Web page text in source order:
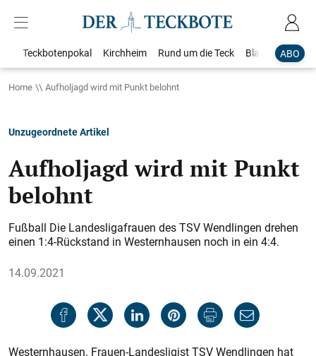
ABO
Teckbotenpokal Kirchheim Rund um die Teck Blaulicht
Home Aufholjagd wird mit Punkt belohnt
Unzugeordnete Artikel
Aufholjagd wird mit Punkt
belohnt
Fußball Die Landesliga­frauen des TSV Wendlingen drehen
einen 1:4-Rückstand in Westernhausen noch in ein 4:4.
14.09.2021
Westernhausen. Frauen-Landes­ligist TSV Wendlingen hat